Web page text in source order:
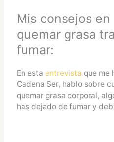
Mis consejos
quemar grasa
fumar:
En esta entrevista que me
Cadena Ser, hablo sobre
quemar grasa corporal,
has dejado de fumar y